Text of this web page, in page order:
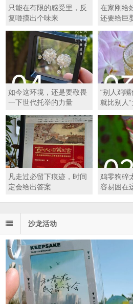
只能在有限的感受里，反
复咂摸出个味来
在家刚给
还要给巨
如今这环境，还是要敬畏
一下世代托举的力量
“别人鸡
就比别人“
凡走过必留下痕迹，时间
定会给出答案
鸡零狗碎
容易困在
沙龙活动